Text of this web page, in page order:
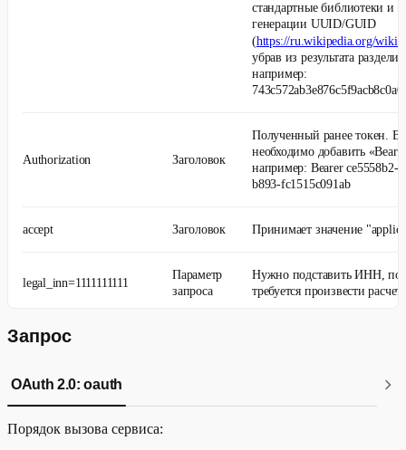
стандартные библиотеки и
генерации UUID/GUID
(https://ru.wikipedia.org/wiki/
убрав из результата
например:
Authorization Заголовок
Полученный ранее токен. В
необходимо добавить
например: Bearer ce5558b2-
b893-fc1515c091ab
accept Заголовок Принимает значение
legal_inn=1111111111
Параметр
запроса
Нужно подставить ИНН, по
требуется произвести
Запрос
OAuth 2.0: oauth
Порядок вызова сервиса: